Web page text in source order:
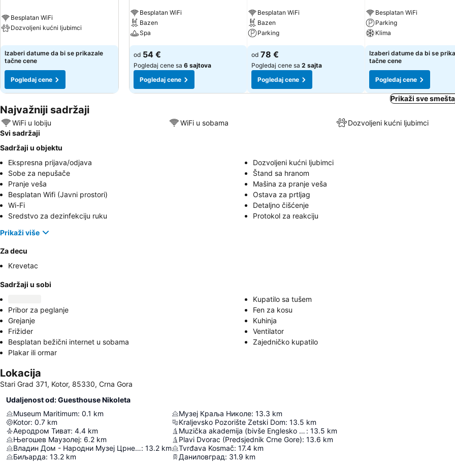
Besplatan WiFi
Dozvoljeni kućni ljubimci
Izaberi datume da bi se prikazale
tačne cene
Pogledaj cene
Besplatan WiFi
Bazen
Spa
od 54 €
Pogledaj cene sa 6 sajtova
Pogledaj cene
Besplatan WiFi
Bazen
Parking
od 78 €
Pogledaj cene sa 2 sajta
Pogledaj cene
Besplatan WiFi
Parking
Klima
Izaberi datume da bi se
tačne cene
Pogledaj cene
Prikaži sve
Najvažniji sadržaji
WiFi u lobiju WiFi u sobama
Dozvoljeni kućni ljubimci
Svi sadržaji
Sadržaji u objektu
Ekspresna prijava/odjava
Dozvoljeni kućni ljubimci
Sobe za nepušače
Štand sa hranom
Pranje veša
Mašina za pranje veša
Besplatan Wifi (Javni prostori)
Ostava za prtljag
Wi-Fi
Detaljno čišćenje
Sredstvo za dezinfekciju ruku
Protokol za reakciju
Prikaži više
Za decu
Krevetac
Sadržaji u sobi
Kupatilo sa tušem
Pribor za peglanje
Fen za kosu
Grejanje
Kuhinja
Frižider
Ventilator
Besplatan bežični internet u sobama
Zajedničko kupatilo
Plakar ili ormar
Lokacija
Stari Grad 371, Kotor, 85330, Crna Gora
Udaljenost od: Guesthouse Nikoleta
Museum Maritimum: 0.1 km
Kotor: 0.7 km
Аеродром Тиват: 4.4 km
Његошев Маузолеј: 6.2 km
Владин Дом - Народни Музеј Црне Горе: 13.2 km
Биљарда: 13.2 km
Музеј Краља Николе: 13.3 km
Kraljevsko Pozorište Zetski Dom: 13.5 km
Muzička akademija (bivše Englesko poslanstvo) : 13.5 km
Plavi Dvorac (Predsjednik Crne Gore): 13.6 km
Tvrđava Kosmač: 17.4 km
Даниловград: 31.9 km